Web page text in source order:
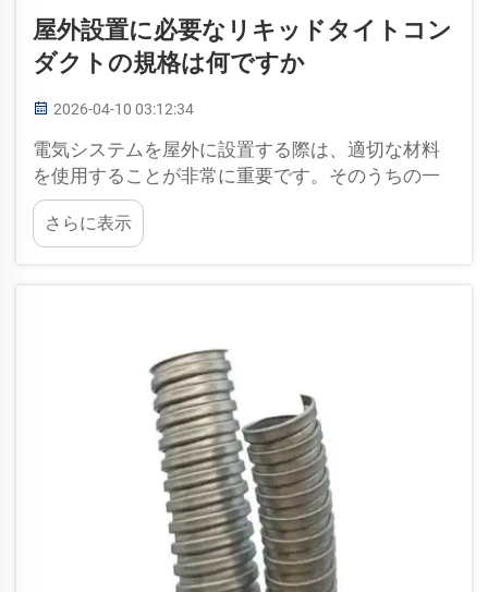
屋外設置に必要なリキッドタイトコン
ダクトの規格は何ですか
2026-04-10 03:12:34
電気システムを屋外に設置する際は、適切な材料
を使用することが非常に重要です。そのうちの一
つがリキッドタイトコンダクトです。このコンダ
クトは、電線を水や液体から保護します。十分な
保護がなければ、電線が損傷を受け、短絡などの
さらに表示